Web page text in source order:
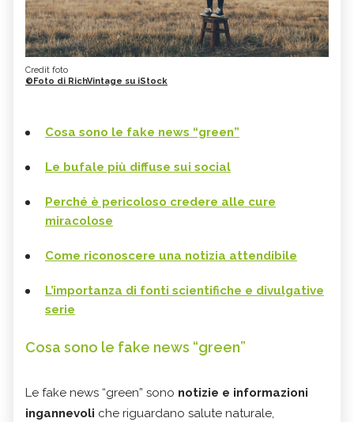
Credit foto
©Foto di RichVintage su iStock
Cosa sono le fake news “green”
Le bufale più diffuse sui social
Perché è pericoloso credere alle cure
miracolose
Come riconoscere una notizia attendibile
L’importanza di fonti scientifiche e divulgative
serie
Cosa sono le fake news “green”
Le fake news “green” sono notizie e informazioni
ingannevoli che riguardano salute naturale,